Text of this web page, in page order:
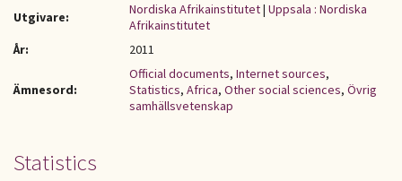
Utgivare:
Nordiska Afrikainstitutet| Uppsala : Nordiska
Afrikainstitutet
År:
2011
Ämnesord:
Official documents, Internet sources,
Statistics, Africa, Other social sciences, Övrig
samhällsvetenskap
Statistics